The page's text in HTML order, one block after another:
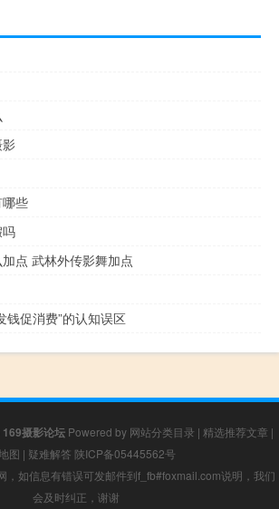
些
点 武林外传影舞加点
钱促消费”的认知误区
169摄影论坛 Powered by 网站分类目录 | 精选推荐文章 |
图 | 疑难解答 陕ICP备05445562号
，如信息有错误可发邮件到f_fb#foxmail.com说明，我们
会及时纠正，谢谢